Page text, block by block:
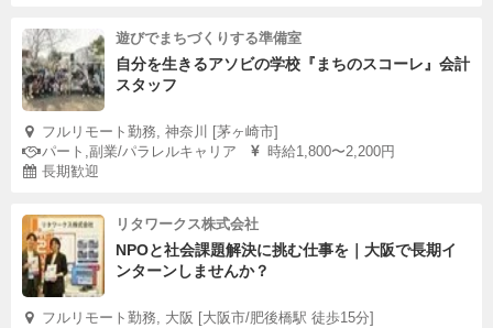
遊びでまちづくりする準備室
自分を生きるアソビの学校『まちのスコーレ』会計
スタッフ
フルリモート勤務, 神奈川 [茅ヶ崎市]
パート,副業/パラレルキャリア
時給1,800〜2,200円
長期歓迎
リタワークス株式会社
NPOと社会課題解決に挑む仕事を｜大阪で長期イ
ンターンしませんか？
フルリモート勤務, 大阪 [大阪市/肥後橋駅 徒歩15分]